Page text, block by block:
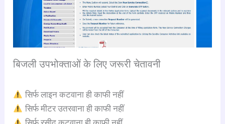
बिजली उपभोक्ताओं के लिए जरूरी चेतावनी
सिर्फ लाइन कटवाना ही काफी नहीं
सिर्फ मीटर उतरवाना ही काफी नहीं